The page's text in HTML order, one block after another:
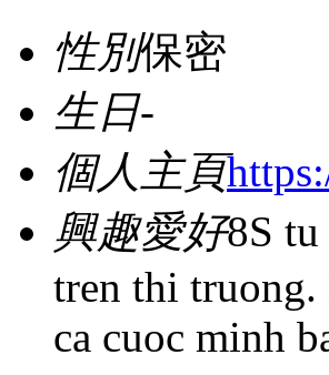
性別保密
生日-
個人主頁
興趣愛好8S
tren thi truong.
ca cuoc minh